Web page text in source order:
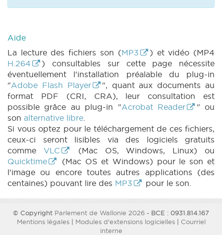
Aide
La lecture des fichiers son (MP3
) et vidéo (MP4
H.264
) consultables sur cette page nécessite
éventuellement l'installation préalable du plug-in
"Adobe Flash Player
", quant aux documents au
format PDF (CRI, CRA), leur consultation est
possible grâce au plug-in "Acrobat Reader
" ou
son alternative libre.
Si vous optez pour le téléchargement de ces fichiers,
ceux-ci seront lisibles via des logiciels gratuits
comme VLC
(Mac OS, Windows, Linux) ou
Quicktime
(Mac OS et Windows) pour le son et
l'image ou encore toutes autres applications (des
centaines) pouvant lire des MP3 pour le son.
© Copyright Parlement de Wallonie 2026 - BCE : 0931.814.167
Mentions légales| Modules d'extensions logicielles| Courriel
interne